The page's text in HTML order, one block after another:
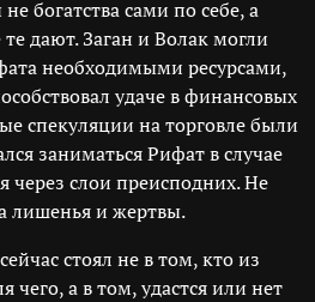
богатства сами по себе, а
дают. Заган и Волак могли
необходимыми ресурсами,
удаче в финансовых
спекуляции на торговле были
заниматься Рифат в случае
через слои преисподних. Не
лишенья и жертвы.
стоял не в том, кто из
чего, а в том, удастся или нет